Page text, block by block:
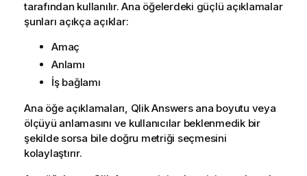
tarafından kullanılır. Ana öğelerdeki güçlü açıklamalar
şunları açıkça açıklar:
Amaç
Anlamı
İş bağlamı
Ana öğe açıklamaları, Qlik Answersana boyutu veya
ölçüyü anlamasını ve kullanıcılar beklenmedik bir
şekilde sorsa bile doğru metriği seçmesini
kolaylaştırır.